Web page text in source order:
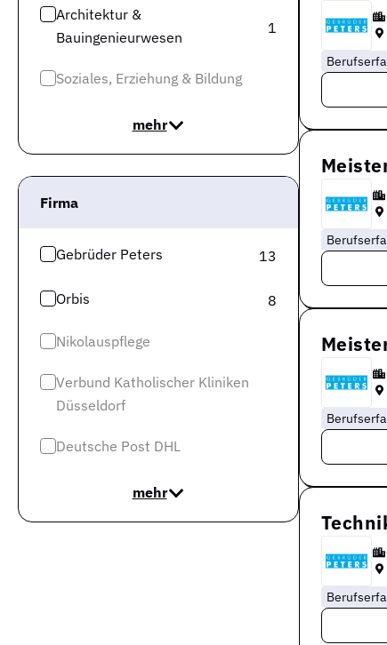
Architektur &
Bauingenieurwesen
1
Soziales, Erziehung & Bildung
mehr
Firma
Gebrüder Peters 13
Orbis 8
Nikolauspflege
Verbund Katholischer Kliniken
Düsseldorf
Deutsche Post DHL
mehr